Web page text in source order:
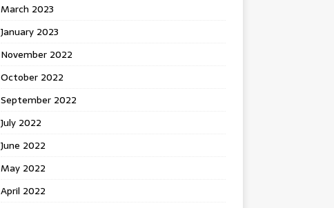
March 2023
January 2023
November 2022
October 2022
September 2022
July 2022
June 2022
May 2022
April 2022